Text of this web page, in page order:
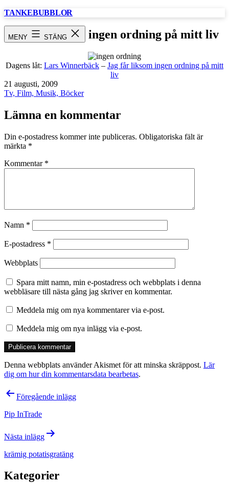
Hoppa
TANKEBUBBLOR
MENY STÄNG
Jag får liksom ingen ordning på mitt liv
Dagens låt: Lars Winnerbäck – Jag får liksom ingen ordning på mitt
liv
Publicerat
den
21 augusti, 2009
Kategoriserat
Tv, Film, Musik, Böcker
Lämna en kommentar
Din e-postadress kommer inte publiceras. Obligatoriska fält är
märkta *
Kommentar *
Namn *
E-postadress *
Webbplats
Spara mitt namn, min e-postadress och webbplats i denna
webbläsare till nästa gång jag skriver en kommentar.
Meddela mig om nya kommentarer via e-post.
Meddela mig om nya inlägg via e-post.
Denna webbplats använder Akismet för att minska skräppost. Lär
dig om hur din kommentarsdata bearbetas.
Inläggsnavigering
Föregående inlägg
Pip InTrade
Nästa inlägg
krämig potatisgratäng
Kategorier